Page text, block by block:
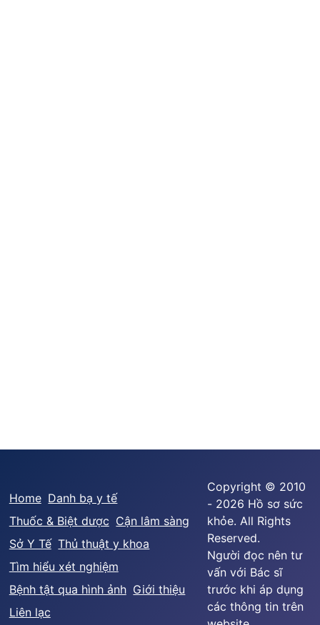
Home Danh bạ y tế
Thuốc & Biệt dược Cận lâm sàng
Sở Y Tế Thủ thuật y khoa
Tìm hiểu xét nghiệm
Bệnh tật qua hình ảnh Giới thiệu
Liên lạc
Copyright © 2010
- 2026 Hồ sơ sức
khỏe. All Rights
Reserved.
Người đọc nên tư
vấn với Bác sĩ
trước khi áp dụng
các thông tin trên